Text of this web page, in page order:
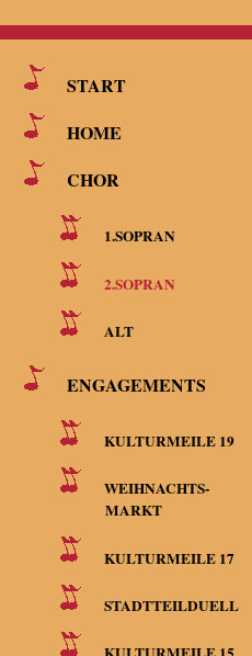
START
HOME
CHOR
1.SOPRAN
2.SOPRAN
ALT
ENGAGEMENTS
KULTURMEILE 19
WEIHNACHTS-
MARKT
KULTURMEILE 17
STADTTEILDUELL